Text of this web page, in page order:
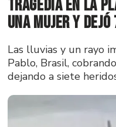
Tragedia en la
una mujer y dejó
Las lluvias y un rayo
Pablo, Brasil,
dejando a siete